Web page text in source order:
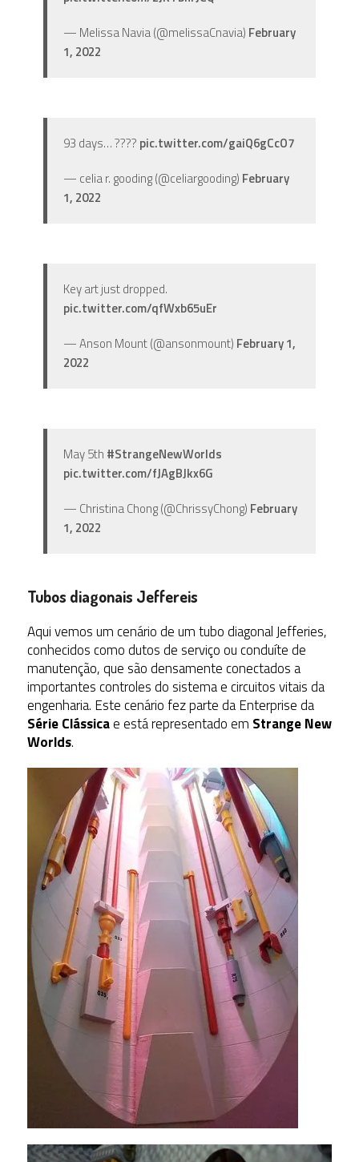
— Melissa Navia (@melissaCnavia) February
1, 2022
93 days… ???? pic.twitter.com/gaiQ6gCcO7
— celia r. gooding (@celiargooding) February
1, 2022
Key art just dropped.
pic.twitter.com/qfWxb65uEr
— Anson Mount (@ansonmount) February 1,
2022
May 5th #StrangeNewWorlds
pic.twitter.com/fJAgBJkx6G
— Christina Chong (@ChrissyChong) February
1, 2022
Tubos diagonais Jeffereis
Aqui vemos um cenário de um tubo diagonal Jefferies,
conhecidos como dutos de serviço ou conduíte de
manutenção, que são densamente conectados a
importantes controles do sistema e circuitos vitais da
engenharia. Este cenário fez parte da Enterprise da
Série Clássicae está representado em Strange New
Worlds.